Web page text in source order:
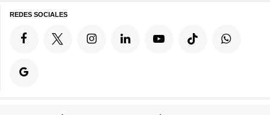
REDES SOCIALES